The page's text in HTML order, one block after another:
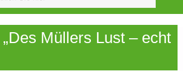
Müllers Lust – echt